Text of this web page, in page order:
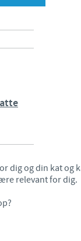
dig og din kat og
relevant for dig.